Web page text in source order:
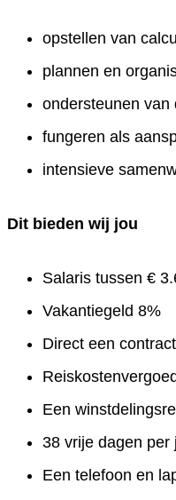
opstellen van
plannen en
ondersteunen van
fungeren als
intensieve
Dit bieden wij jou
Salaris tussen €
Vakantiegeld 8%
Direct een
Een
38 vrije dagen per
Een telefoon en